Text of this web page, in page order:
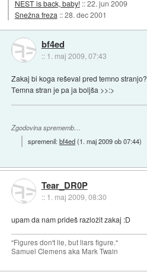
NEST is back, baby! ::22. jun 2009
Snežna freza ::28. dec 2001
bf4ed
:: 1. maj 2009, 07:43
Zakaj bi koga reševal pred temno stranjo?
Temna stran je pa ja boljša >>:>
Zgodovina sprememb…
spremenil:bf4ed(1. maj 2009 ob 07:44)
Tear_DR0P
:: 1. maj 2009, 08:30
upam da nam prideš razložit zakaj :D
"Figures don't lie, but liars figure."
Samuel Clemens aka Mark Twain